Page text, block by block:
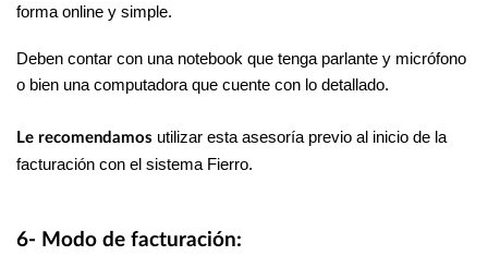
forma online y simple.
Deben contar con una notebook que tenga parlante y micrófono
o bien una computadora que cuente con lo detallado.
Le recomendamos utilizar esta asesoría previo al inicio de la
facturación con el sistema Fierro.
6- Modo de facturación: